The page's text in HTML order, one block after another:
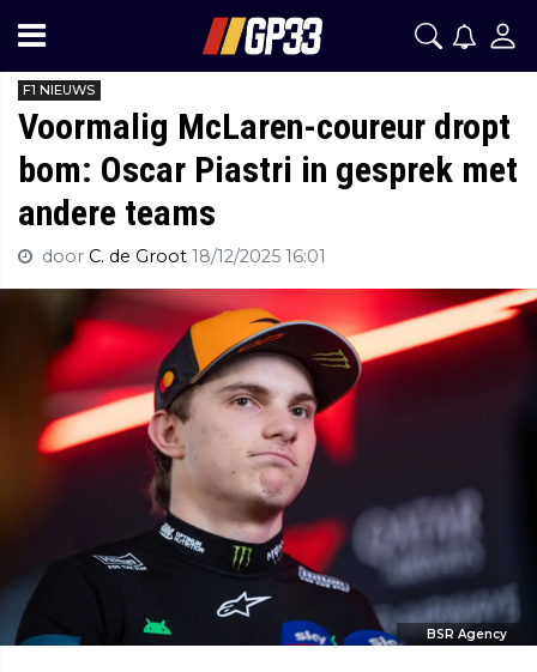
F1 NIEUWS
Voormalig McLaren-coureur dropt
bom: Oscar Piastri in gesprek met
andere teams
door C. de Groot 18/12/2025 16:01
BSR Agency